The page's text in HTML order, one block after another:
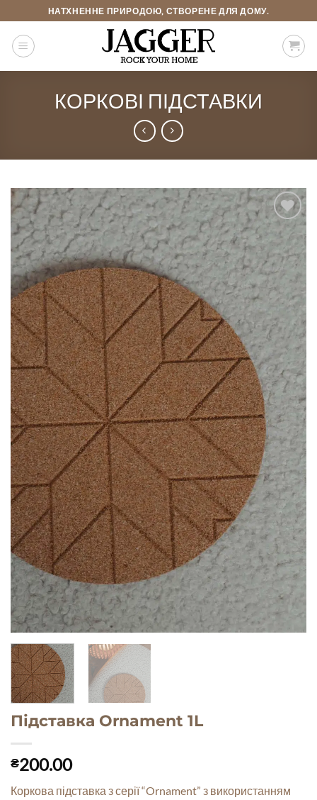
to
content
НАТХНЕННЕ ПРИРОДОЮ, СТВОРЕНЕ ДЛЯ ДОМУ.
КОРКОВІ ПІДСТАВКИ
Add to
Wishlist
Підставка Ornament 1L
₴200.00
Коркова підставка з серії “Ornament” з використанням